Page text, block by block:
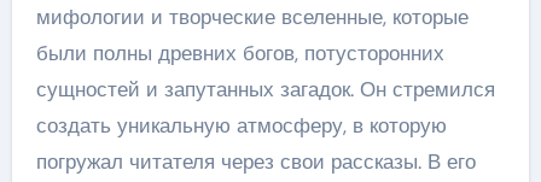
мифологии и творческие вселенные, которые
были полны древних богов, потусторонних
сущностей и запутанных загадок. Он стремился
создать уникальную атмосферу, в которую
погружал читателя через свои рассказы. В его